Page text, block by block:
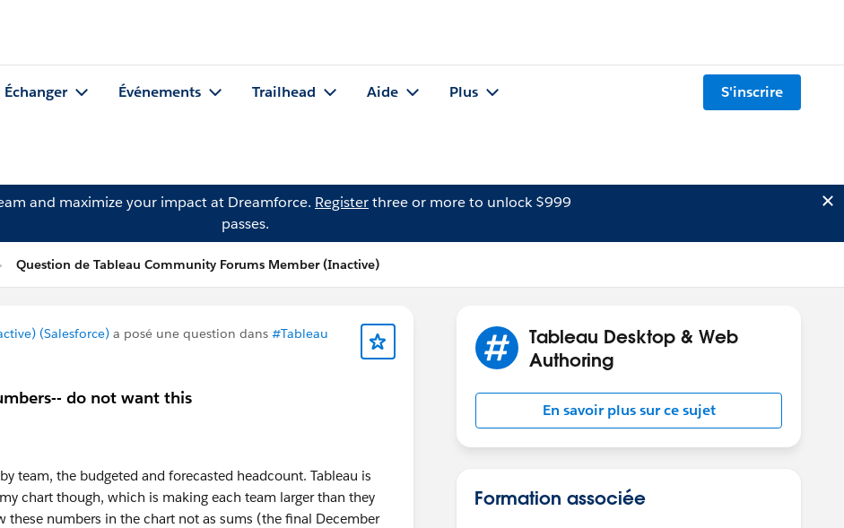
Échanger Événements Trailhead Aide Plus S'inscrire
and maximize your impact at Dreamforce. Registerthree or more to unlock $999
passes.
Question de Tableau Community Forums Member (Inactive)
(Salesforce) a posé une question dans #Tableau
do not want this
team, the budgeted and forecasted headcount. Tableau is
chart though, which is making each team larger than they
these numbers in the chart not as sums (the final December
Tableau Desktop & Web
Authoring
En savoir plus sur ce sujet
Formation associée